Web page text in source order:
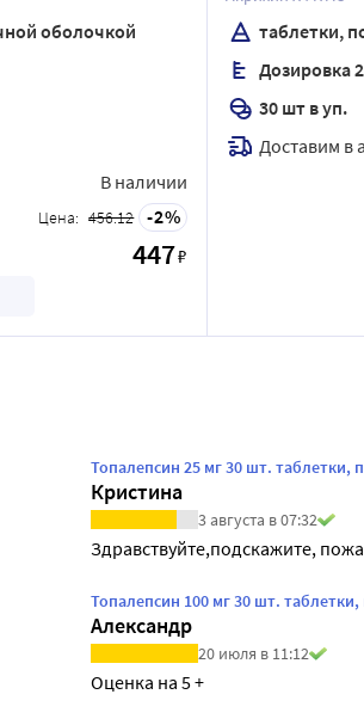
оболочкой
В наличии
Цена: 456.12 2
447₽
таблетки,
Дозировка
30 шт в уп.
Доставим в
Топалепсин 25 мг 30 шт.
Кристина
3 августа в 07:32
Здравствуйте,подскажите,
Топалепсин 100 мг 30 шт.
Александр
20 июля в 11:12
Оценка на 5 +